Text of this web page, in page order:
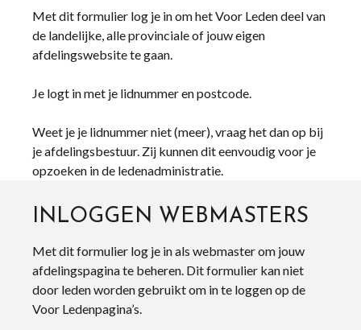
Met dit formulier log je in om het Voor Leden deel van
de landelijke, alle provinciale of jouw eigen
afdelingswebsite te gaan.
Je logt in met je lidnummer en postcode.
Weet je je lidnummer niet (meer), vraag het dan op bij
je afdelingsbestuur. Zij kunnen dit eenvoudig voor je
opzoeken in de ledenadministratie.
INLOGGEN WEBMASTERS
Met dit formulier log je in als webmaster om jouw
afdelingspagina te beheren. Dit formulier kan niet
door leden worden gebruikt om in te loggen op de
Voor Ledenpagina’s.